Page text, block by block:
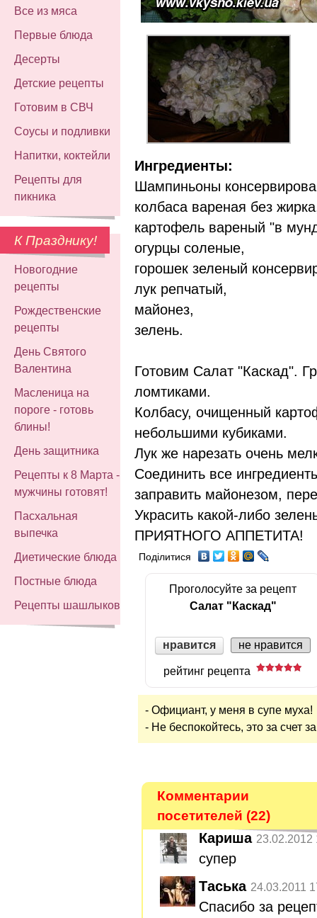
Все из мяса
Первые блюда
Десерты
Детские рецепты
Готовим в СВЧ
Соусы и подливки
Напитки, коктейли
Рецепты для
пикника
К Празднику!
Новогодние
рецепты
Рождественские
рецепты
День Святого
Валентина
Масленица на
пороге - готовь
блины!
День защитника
Рецепты к 8 Марта -
мужчины готовят!
Пасхальная
выпечка
Диетические блюда
Постные блюда
Рецепты шашлыков
Ингредиенты:
Шампиньоны
колбаса вареная без
картофель вареный "в
огурцы соленые,
горошек зеленый
лук репчатый,
майонез,
зелень.
Готовим Салат "Каскад".
ломтиками.
Колбасу, очищенный
небольшими кубиками.
Лук же нарезать очень
Соединить все
заправить майонезом,
Украсить какой-либо
ПРИЯТНОГО АППЕТИТА!
Поділитися
Проголосуйте за рецепт
Салат "Каскад"
нравится не нравится
рейтинг рецепта
- Официант, у меня в супе муха!
- Не беспокойтесь, это за счет
Комментарии
посетителей (22)
Кариша 23.02.2012
супер
Таська 24.03.2011
Спасибо за